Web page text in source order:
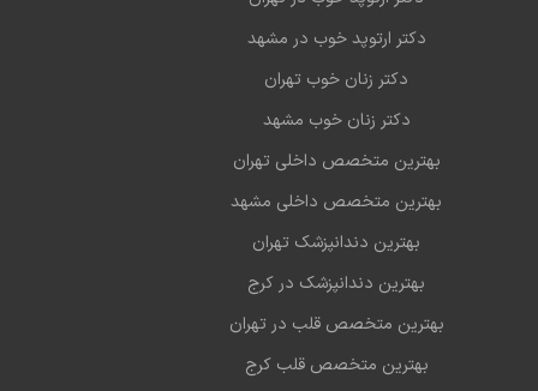
دکتر ارتوپد خوب در مشهد
دکتر زنان خوب تهران
دکتر زنان خوب مشهد
بهترین متخصص داخلی تهران
بهترین متخصص داخلی مشهد
بهترین دندانپزشک تهران
بهترین دندانپزشک در کرج
بهترین متخصص قلب در تهران
بهترین متخصص قلب کرج